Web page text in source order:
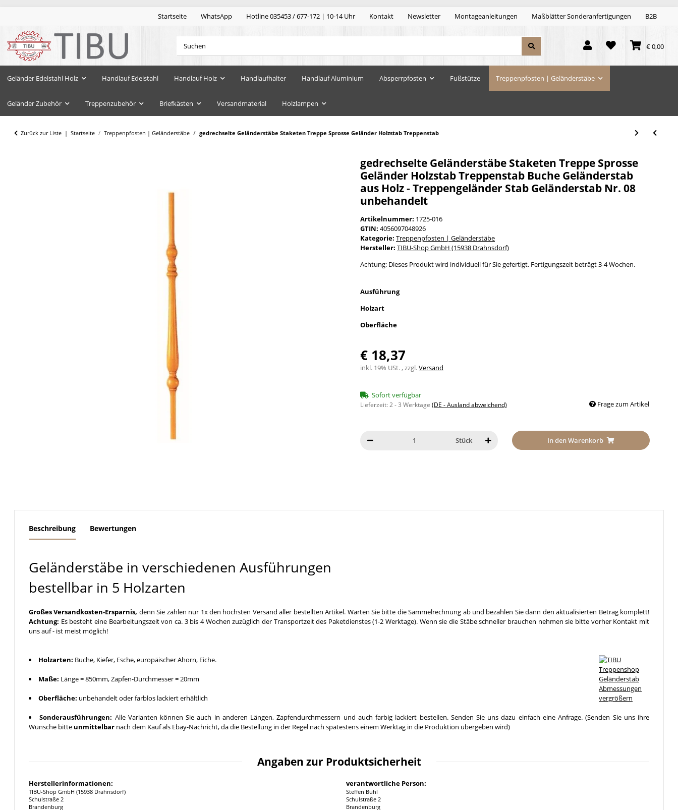
Startseite WhatsApp Hotline 035453 / 677-172 | 10-14 Uhr Kontakt Newsletter Montageanleitungen Maßblätter Sonderanfertigungen B2B
€ 0,00
Geländer Edelstahl Holz Handlauf Edelstahl Handlauf Holz Handlaufhalter Handlauf Aluminium Absperrpfosten Fußstütze Treppenpfosten | Geländerstäbe
Geländer Zubehör Treppenzubehör Briefkästen Versandmaterial Holzlampen
Zurück zur Liste Startseite Treppenpfosten | Geländerstäbe gedrechselte Geländerstäbe Staketen Treppe Sprosse Geländer Holzstab Treppenstab
gedrechselte Geländerstäbe Staketen Treppe Sprosse
Geländer Holzstab Treppenstab Buche Geländerstab
aus Holz - Treppengeländer Stab Geländerstab Nr. 08
unbehandelt
Artikelnummer: 1725-016
GTIN: 4056097048926
Kategorie: Treppenpfosten | Geländerstäbe
Hersteller: TIBU-Shop GmbH (15938 Drahnsdorf)
Achtung: Dieses Produkt wird individuell für Sie gefertigt. Fertigungszeit beträgt 3-4 Wochen.
Ausführung
Holzart
Oberfläche
€ 18,37
inkl. 19% USt. , zzgl.Versand
Sofort verfügbar
Lieferzeit:2 - 3 Werktage (DE - Ausland abweichend) Frage zum Artikel
Stück In den Warenkorb
Beschreibung Bewertungen
Geländerstäbe in verschiedenen Ausführungen
bestellbar in 5 Holzarten
Großes Versandkosten-Ersparnis, denn Sie zahlen nur 1x den höchsten Versand aller bestellten Artikel. Warten Sie bitte die Sammelrechnung ab und bezahlen Sie dann den aktualisierten Betrag komplett!
Achtung: Es besteht eine Bearbeitungszeit von ca. 3 bis 4 Wochen zuzüglich der Transportzeit des Paketdienstes (1-2 Werktage). Wenn sie die Stäbe schneller brauchen nehmen sie bitte vorher Kontakt mit
uns auf - ist meist möglich!
Holzarten: Buche, Kiefer, Esche, europäischer Ahorn, Eiche.
Maße: Länge = 850mm, Zapfen-Durchmesser = 20mm
Oberfläche: unbehandelt oder farblos lackiert erhältlich vergrößern
Sonderausführungen: Alle Varianten können Sie auch in anderen Längen, Zapfendurchmessern und auch farbig lackiert bestellen. Senden Sie uns dazu einfach eine Anfrage. (Senden Sie uns ihre
Wünsche bitte unmittelbar nach dem Kauf als Ebay-Nachricht, da die Bestellung in der Regel nach spätestens einem Werktag in die Produktion übergeben wird)
Angaben zur Produktsicherheit
Herstellerinformationen:
TIBU-Shop GmbH (15938 Drahnsdorf)
Schulstraße 2
Brandenburg
verantwortliche Person:
Steffen Buhl
Schulstraße 2
Brandenburg